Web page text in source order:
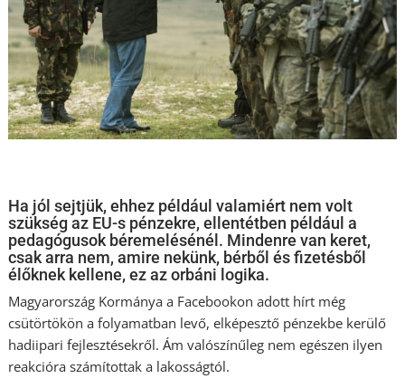
Ha jól sejtjük, ehhez például valamiért nem volt
szükség az EU-s pénzekre, ellentétben például a
pedagógusok béremelésénél. Mindenre van keret,
csak arra nem, amire nekünk, bérből és fizetésből
élőknek kellene, ez az orbáni logika.
Magyarország Kormánya a Facebookon adott hírt még
csütörtökön a folyamatban levő, elképesztő pénzekbe kerülő
hadiipari fejlesztésekről. Ám valószínűleg nem egészen ilyen
reakcióra számítottak a lakosságtól.